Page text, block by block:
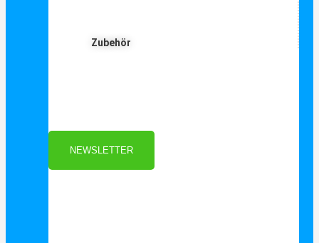
Zubehör
Als Danke schön für Ihre Anmeldung
NEWSLETTER